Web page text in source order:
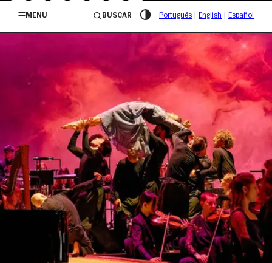
/governosp
MENU
BUSCAR Português English Español